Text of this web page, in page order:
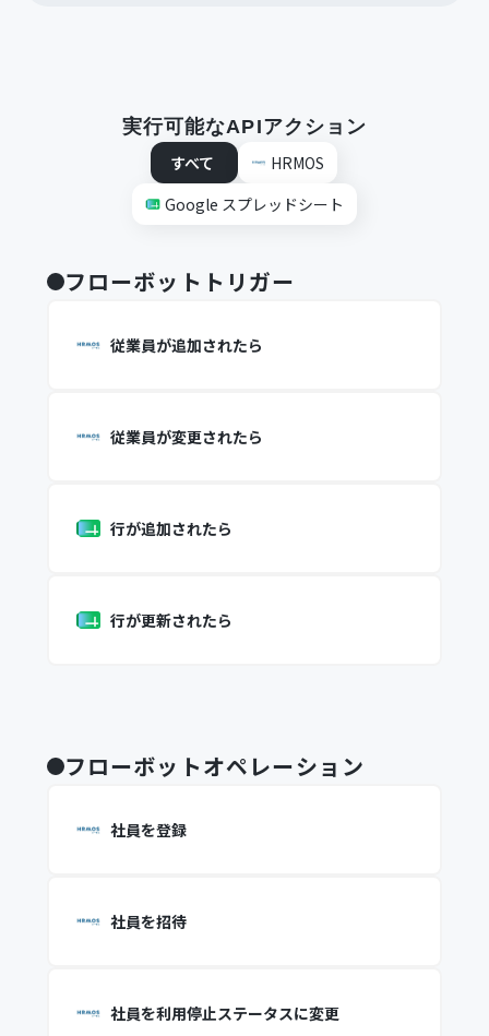
実行可能なAPIアクション
すべて
HRMOS
Google スプレッドシート
フローボットトリガー
従業員が追加されたら
従業員が変更されたら
行が追加されたら
行が更新されたら
フローボットオペレーション
社員を登録
社員を招待
社員を利用停止ステータスに変更